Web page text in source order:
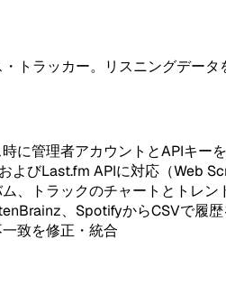
トラッカー。リスニングデータ
に管理者アカウントとAPIキー
よびLast.fm APIに対応（Web
、トラックのチャートとトレン
、SpotifyからCSVで履歴
致を修正・統合